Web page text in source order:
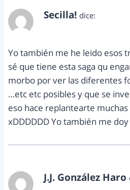
Secilla! dice:
Yo también me he leido esos
sé que tiene esta saga qu
morbo por ver las diferentes
…etc etc posibles y que se
eso hace replantearte muchas
xDDDDDD Yo también me
J.J. González Haro